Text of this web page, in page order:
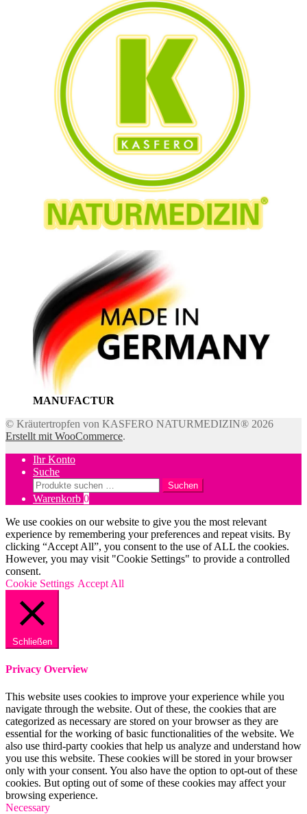
MANUFACTUR
© Kräutertropfen von KASFERO NATURMEDIZIN® 2026
Erstellt mit WooCommerce.
Ihr Konto
Suche
Suchen
nach:
Suchen
Warenkorb 0
We use cookies on our website to give you the most relevant
experience by remembering your preferences and repeat visits. By
clicking “Accept All”, you consent to the use of ALL the cookies.
However, you may visit "Cookie Settings" to provide a controlled
consent.
Cookie Settings Accept All
Schließen
Privacy Overview
This website uses cookies to improve your experience while you
navigate through the website. Out of these, the cookies that are
categorized as necessary are stored on your browser as they are
essential for the working of basic functionalities of the website. We
also use third-party cookies that help us analyze and understand how
you use this website. These cookies will be stored in your browser
only with your consent. You also have the option to opt-out of these
cookies. But opting out of some of these cookies may affect your
browsing experience.
Necessary